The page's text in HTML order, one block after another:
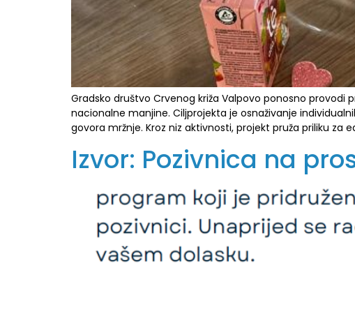
Gradsko društvo Crvenog križa Valpovo ponosno provodi
nacionalne manjine. Ciljprojekta je osnaživanje
govora mržnje. Kroz niz aktivnosti, projekt pruža priliku
Izvor: Pozivnica na